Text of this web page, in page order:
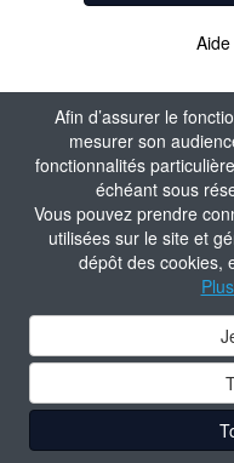
Afin d’assurer le
mesurer son
fonctionnalités
échéant sous
Vous pouvez prendre
utilisées sur le site et
dépôt des cookies,